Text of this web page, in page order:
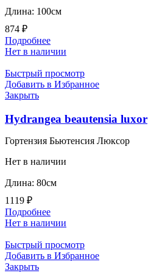
Длина: 100см
874 ₽
Подробнее
Нет в наличии
Быстрый просмотр
Добавить в Избранное
Закрыть
Hydrangea beautensia luxor
Гортензия Бьютенсия Люксор
Нет в наличии
Длина: 80см
1119 ₽
Подробнее
Нет в наличии
Быстрый просмотр
Добавить в Избранное
Закрыть